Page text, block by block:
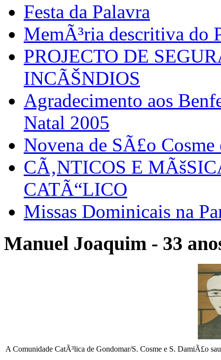
Festa da Palavra
MemÃ³ria descritiva do
PROJECTO DE
INCÃŠNDIOS
Agradecimento aos
Natal 2005
Novena de SÃ£o
CÃ‚NTICOS E
CATÃ“LICO
Missas Dominicais na
Manuel Joaquim - 33
A Comunidade CatÃ³lica de Gondomar/S. Cosme e S. DamiÃ£o